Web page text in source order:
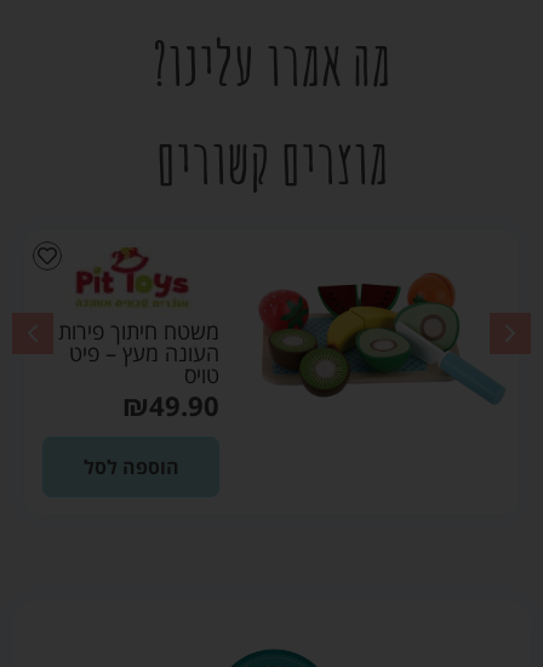
מה אמרו עלינו?
מוצרים קשורים
משטח חיתוך פירות
העונה מעץ – פיט
טויס
₪49.90
הוספה לסל